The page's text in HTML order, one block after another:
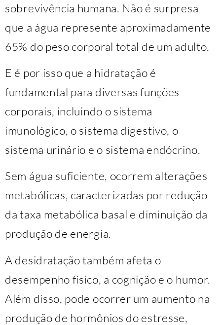
sobrevivência humana. Não é surpresa
que a água represente aproximadamente
65% do peso corporal total de um adulto.
E é por isso que a hidratação é
fundamental para diversas funções
corporais, incluindo o sistema
imunológico, o sistema digestivo, o
sistema urinário e o sistema endócrino.
Sem água suficiente, ocorrem alterações
metabólicas, caracterizadas por redução
da taxa metabólica basal e diminuição da
produção de energia.
A desidratação também afeta o
desempenho físico, a cognição e o humor.
Além disso, pode ocorrer um aumento na
produção de hormônios do estresse,